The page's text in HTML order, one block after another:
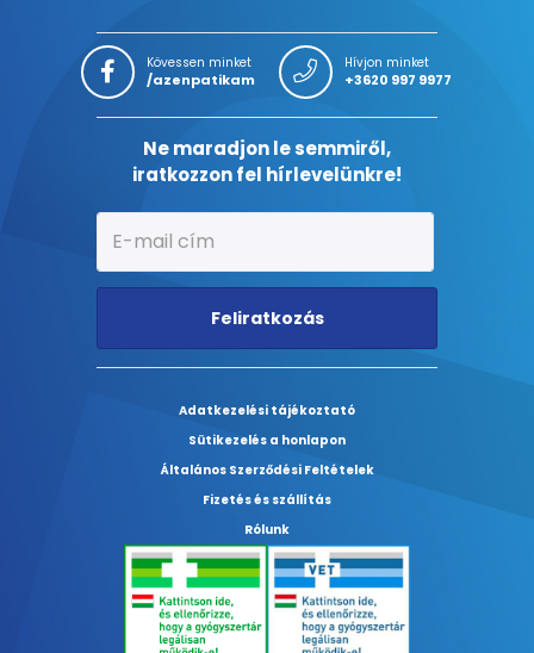
Kövessen minket
/azenpatikam
Hívjon minket
+3620 997 9977
Ne maradjon le semmiről,
iratkozzon fel hírlevelünkre!
Feliratkozás
Adatkezelési tájékoztató
Sütikezelés a honlapon
Általános Szerződési Feltételek
Fizetés és szállítás
Rólunk